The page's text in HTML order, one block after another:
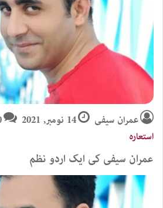
عمران سیفی 14 نومبر, 2021
استعارہ
عمران سیفی کی ایک اردو نظم